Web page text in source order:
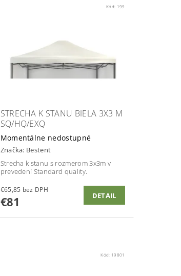
Kód: 199
STRECHA K STANU BIELA 3X3 M
SQ/HQ/EXQ
Momentálne nedostupné
Značka: Bestent
Strecha k stanu s rozmerom 3x3m v
prevedení Standard quality.
€65,85 bez DPH
€81 DETAIL
Kód: 19801